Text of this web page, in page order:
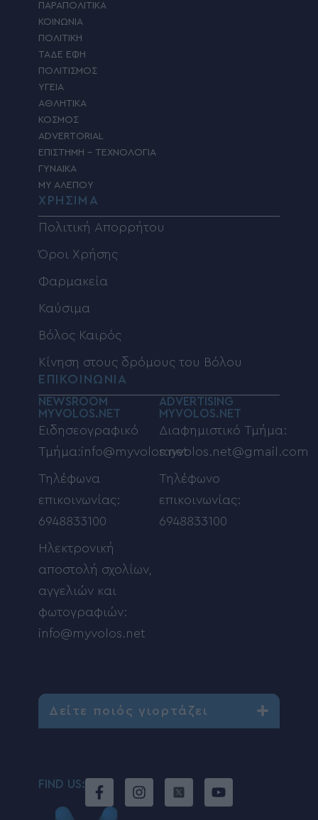
ΠΑΡΑΠΟΛΙΤΙΚΑ
ΚΟΙΝΩΝΙΑ
ΠΟΛΙΤΙΚΗ
ΤΑΔΕ ΕΦΗ
ΠΟΛΙΤΙΣΜΟΣ
ΥΓΕΙΑ
ΑΘΛΗΤΙΚΑ
ΚΟΣΜΟΣ
ADVERTORIAL
ΕΠΙΣΤΗΜΗ – ΤΕΧΝΟΛΟΓΙΑ
ΓΥΝΑΙΚΑ
MY ΑΛΕΠΟΥ
ΧΡΗΣΙΜΑ
Πολιτική Απορρήτου
Όροι Χρήσης
Φαρμακεία
Καύσιμα
Βόλος Καιρός
Κίνηση στους δρόμους του Βόλου
ΕΠΙΚΟΙΝΩΝΙΑ
NEWSROOM
MYVOLOS.NET
Ειδησεογραφικό
Τμήμα:info@myvolos.net
Τηλέφωνα
επικοινωνίας:
6948833100
Ηλεκτρονική
αποστολή σχολίων,
αγγελιών και
φωτογραφιών:
info@myvolos.net
ADVERTISING
MYVOLOS.NET
Διαφημιστικό Τμήμα:
myvolos.net@gmail.com
Τηλέφωνο
επικοινωνίας:
6948833100
Δείτε ποιός γιορτάζει
FIND US: